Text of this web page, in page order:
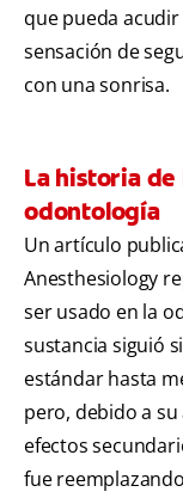
que pueda
sensación de
con una sonrisa.
La historia de
odontología
Un artículo
Anesthesiology
ser usado en la
sustancia siguió
estándar hasta
pero, debido a
efectos
fue